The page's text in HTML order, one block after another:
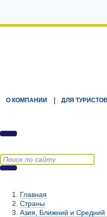
О КОМПАНИИ ДЛЯ ТУРИСТОВ
Главная
Страны
Азия, Ближний и Средний